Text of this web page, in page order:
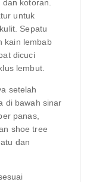
kotoran.
untuk
Sepatu
kain lembab
dicuci
lembut.
setelah
di bawah sinar
panas,
shoe tree
dan